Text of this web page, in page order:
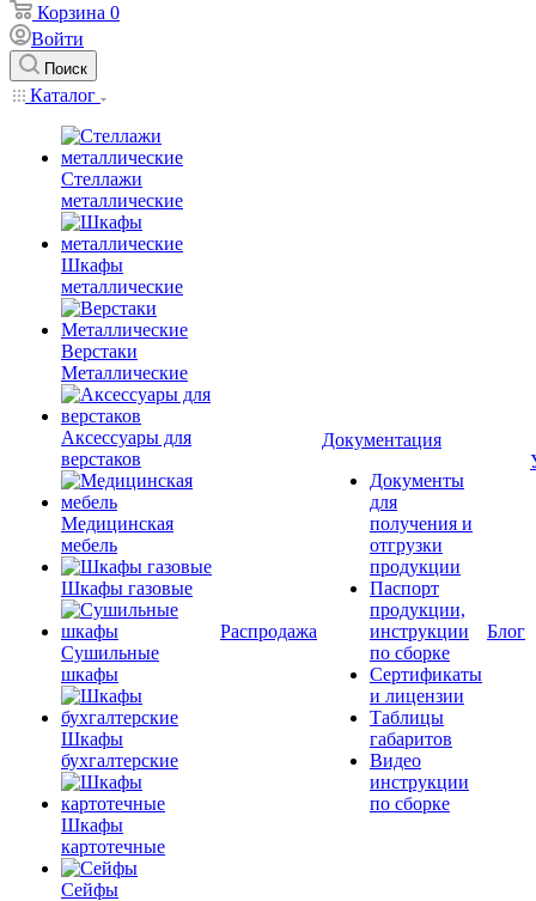
Корзина 0
Войти
Поиск
Каталог
Стеллажи
металлические
Шкафы
металлические
Верстаки
Металлические
Аксессуары для
верстаков
Медицинская
мебель
Шкафы газовые
Сушильные
шкафы
Шкафы
бухгалтерские
Шкафы
картотечные
Сейфы
Распродажа
Документация
Документы
для
получения и
отгрузки
продукции
Паспорт
продукции,
инструкции
по сборке
Сертификаты
и лицензии
Таблицы
габаритов
Видео
инструкции
по сборке
Блог